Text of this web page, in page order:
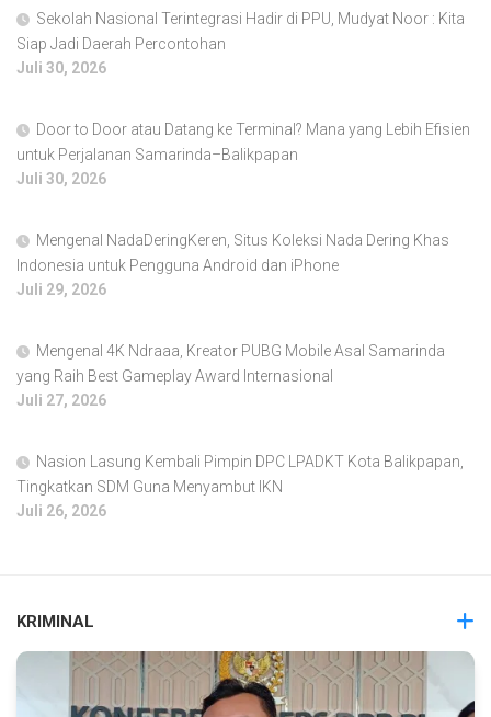
Sekolah Nasional Terintegrasi Hadir di PPU, Mudyat Noor : Kita
Siap Jadi Daerah Percontohan
Juli 30, 2026
Door to Door atau Datang ke Terminal? Mana yang Lebih Efisien
untuk Perjalanan Samarinda–Balikpapan
Juli 30, 2026
Mengenal NadaDeringKeren, Situs Koleksi Nada Dering Khas
Indonesia untuk Pengguna Android dan iPhone
Juli 29, 2026
Mengenal 4K Ndraaa, Kreator PUBG Mobile Asal Samarinda
yang Raih Best Gameplay Award Internasional
Juli 27, 2026
Nasion Lasung Kembali Pimpin DPC LPADKT Kota Balikpapan,
Tingkatkan SDM Guna Menyambut IKN
Juli 26, 2026
KRIMINAL